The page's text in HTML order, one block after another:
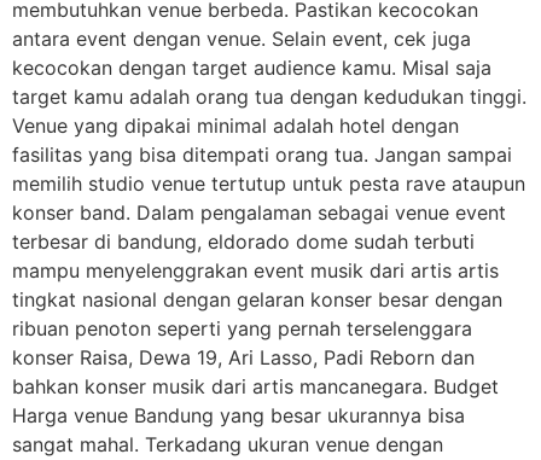
membutuhkan venue berbeda. Pastikan kecocokan
antara event dengan venue. Selain event, cek juga
kecocokan dengan target audience kamu. Misal saja
target kamu adalah orang tua dengan kedudukan tinggi.
Venue yang dipakai minimal adalah hotel dengan
fasilitas yang bisa ditempati orang tua. Jangan sampai
memilih studio venue tertutup untuk pesta rave ataupun
konser band. Dalam pengalaman sebagai venue event
terbesar di bandung, eldorado dome sudah terbuti
mampu menyelenggrakan event musik dari artis artis
tingkat nasional dengan gelaran konser besar dengan
ribuan penoton seperti yang pernah terselenggara
konser Raisa, Dewa 19, Ari Lasso, Padi Reborn dan
bahkan konser musik dari artis mancanegara. Budget
Harga venue Bandung yang besar ukurannya bisa
sangat mahal. Terkadang ukuran venue dengan